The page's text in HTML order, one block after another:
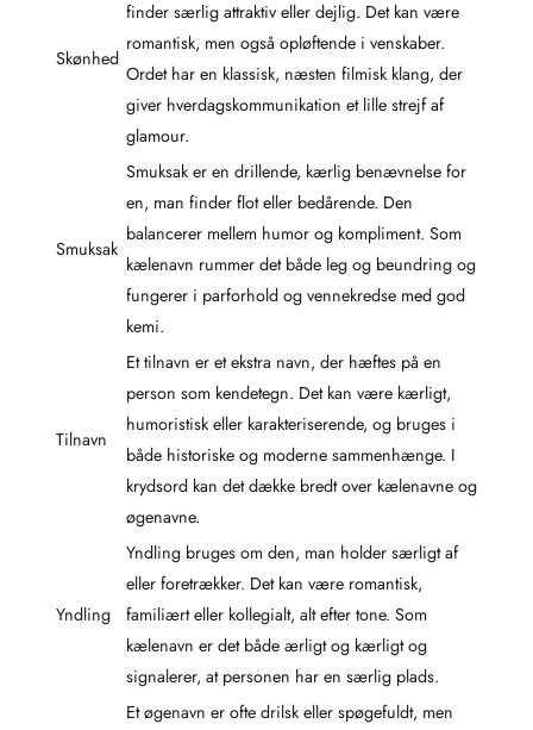
Skønhed
finder særlig attraktiv eller dejlig. Det kan være
romantisk, men også opløftende i venskaber.
Ordet har en klassisk, næsten filmisk klang, der
giver hverdagskommunikation et lille strejf af
glamour.
Smuksak
Smuksak er en drillende, kærlig benævnelse for
en, man finder flot eller bedårende. Den
balancerer mellem humor og kompliment. Som
kælenavn rummer det både leg og beundring og
fungerer i parforhold og vennekredse med god
kemi.
Tilnavn
Et tilnavn er et ekstra navn, der hæftes på en
person som kendetegn. Det kan være kærligt,
humoristisk eller karakteriserende, og bruges i
både historiske og moderne sammenhænge. I
krydsord kan det dække bredt over kælenavne og
øgenavne.
Yndling
Yndling bruges om den, man holder særligt af
eller foretrækker. Det kan være romantisk,
familiært eller kollegialt, alt efter tone. Som
kælenavn er det både ærligt og kærligt og
signalerer, at personen har en særlig plads.
Et øgenavn er ofte drilsk eller spøgefuldt, men